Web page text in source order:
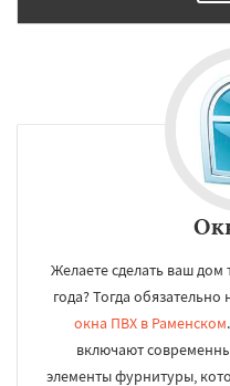
Желаете сделать ваш
года? Тогда
окна ПВХ в Раменском
включают
элементы фурнитуры,